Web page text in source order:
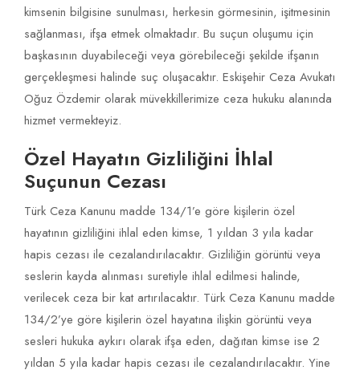
kimsenin bilgisine sunulması, herkesin görmesinin, işitmesinin
sağlanması, ifşa etmek olmaktadır. Bu suçun oluşumu için
başkasının duyabileceği veya görebileceği şekilde ifşanın
gerçekleşmesi halinde suç oluşacaktır. Eskişehir Ceza Avukatı
Oğuz Özdemir olarak müvekkillerimize ceza hukuku alanında
hizmet vermekteyiz.
Özel Hayatın Gizliliğini İhlal
Suçunun Cezası
Türk Ceza Kanunu madde 134/1’e göre kişilerin özel
hayatının gizliliğini ihlal eden kimse, 1 yıldan 3 yıla kadar
hapis cezası ile cezalandırılacaktır. Gizliliğin görüntü veya
seslerin kayda alınması suretiyle ihlal edilmesi halinde,
verilecek ceza bir kat artırılacaktır. Türk Ceza Kanunu madde
134/2’ye göre kişilerin özel hayatına ilişkin görüntü veya
sesleri hukuka aykırı olarak ifşa eden, dağıtan kimse ise 2
yıldan 5 yıla kadar hapis cezası ile cezalandırılacaktır. Yine